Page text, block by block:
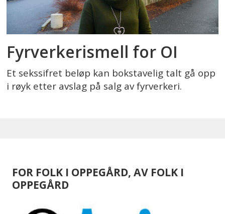
Fyrverkerismell for OI
Et sekssifret beløp kan bokstavelig talt gå opp
i røyk etter avslag på salg av fyrverkeri.
FOR FOLK I OPPEGÅRD, AV FOLK I
OPPEGÅRD